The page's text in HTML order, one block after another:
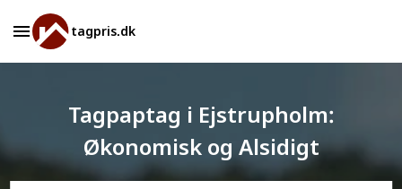
tagpris.dk
Tagpaptag i Ejstrupholm:
Økonomisk og Alsidigt